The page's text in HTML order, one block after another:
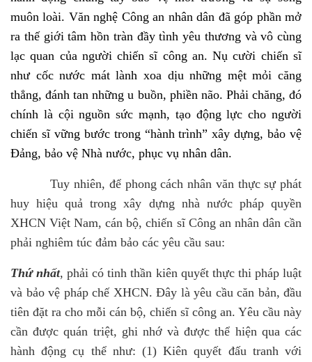
muôn loài. Văn nghệ Công an nhân dân đã góp phần mở
ra thế giới tâm hồn tràn đầy tình yêu thương và vô cùng
lạc quan của người chiến sĩ công an. Nụ cười chiến sĩ
như cốc nước mát lành xoa dịu những mệt mỏi căng
thẳng, đánh tan những u buồn, phiền não. Phải chăng, đó
chính là cội nguồn sức mạnh, tạo động lực cho người
chiến sĩ vững bước trong “hành trình” xây dựng, bảo vệ
Đảng, bảo vệ Nhà nước, phục vụ nhân dân.
Tuy nhiên, để phong cách nhân văn thực sự phát
huy hiệu quả trong xây dựng nhà nước pháp quyền
XHCN Việt Nam, cán bộ, chiến sĩ Công an nhân dân cần
phải nghiêm túc đảm bảo các yêu cầu sau:
Thứ nhất, phải có tinh thần kiên quyết thực thi pháp luật
và bảo vệ pháp chế XHCN. Đây là yêu cầu căn bản, đầu
tiên đặt ra cho mỗi cán bộ, chiến sĩ công an. Yêu cầu này
cần được quán triệt, ghi nhớ và được thể hiện qua các
hành động cụ thể như: (1) Kiên quyết đấu tranh với